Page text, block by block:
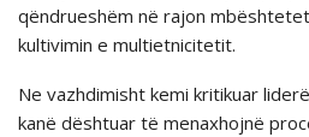
qëndrueshëm në rajon
kultivimin e multietnicitetit.
Ne vazhdimisht kemi kritikuar
kanë dështuar të menaxhojnë